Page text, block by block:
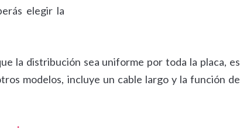
elegir la
la distribución sea uniforme por toda la placa, es
modelos, incluye un cable largo y la función de